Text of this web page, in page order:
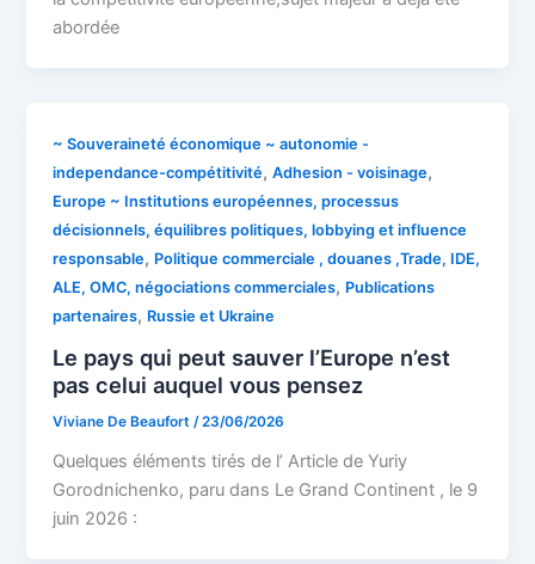
abordée
~ Souveraineté économique ~ autonomie -
independance-compétitivité,Adhesion - voisinage,
Europe ~ Institutions européennes, processus
décisionnels, équilibres politiques, lobbying et influence
responsable, Politique commerciale , douanes ,Trade, IDE,
ALE, OMC, négociations commerciales, Publications
partenaires, Russie et Ukraine
Le pays qui peut sauver l’Europe n’est
pas celui auquel vous pensez
Viviane De Beaufort/23/06/2026
Quelques éléments tirés de l’ Article de Yuriy
Gorodnichenko, paru dans Le Grand Continent , le 9
juin 2026 :